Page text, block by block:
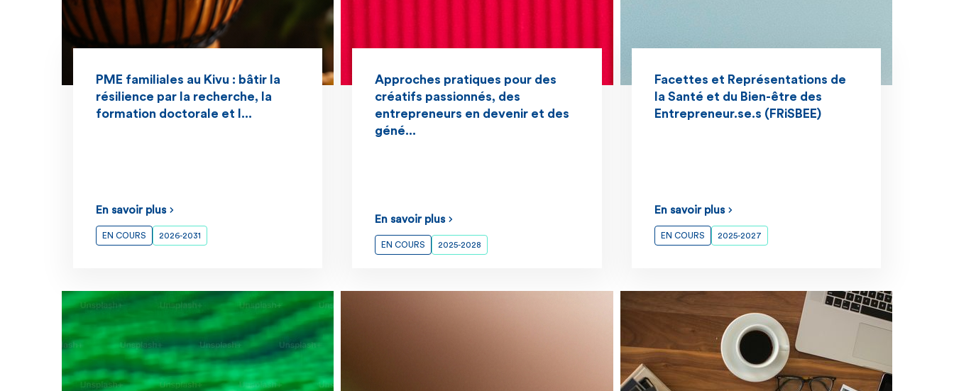
PME familiales au Kivu : bâtir la
résilience par la recherche, la
formation doctorale et l...
En savoir plus
EN COURS 2026-2031
Approches pratiques pour des
créatifs passionnés, des
entrepreneurs en devenir et des
géné...
En savoir plus
EN COURS 2025-2028
Facettes et Représentations de
la Santé et du Bien-être des
Entrepreneur.se.s (FRiSBEE)
En savoir plus
EN COURS 2025-2027